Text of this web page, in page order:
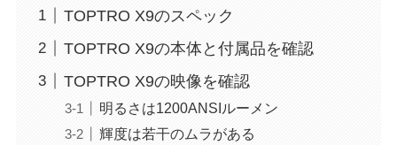
TOPTRO X9のスペック
TOPTRO X9の本体と付属品を確認
TOPTRO X9の映像を確認
明るさは1200ANSIルーメン
輝度は若干のムラがある